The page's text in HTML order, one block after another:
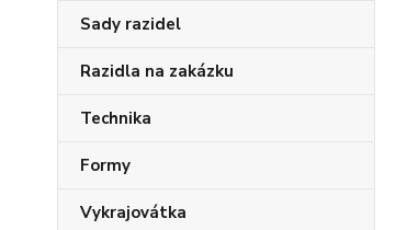
Sady razidel
Razidla na zakázku
Technika
Formy
Vykrajovátka